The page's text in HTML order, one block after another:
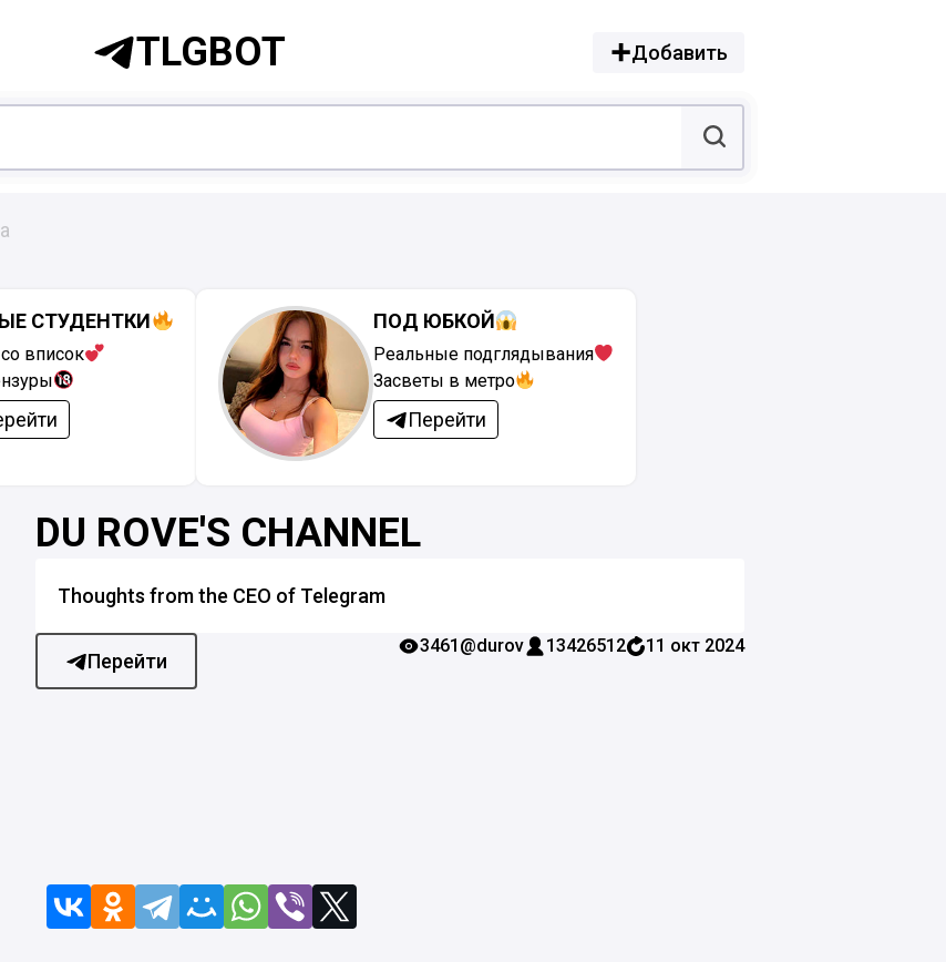
TLGBOT Добавить
СТУДЕНТКИ
вписок
ПОД ЮБКОЙ
Реальные подглядывания
Засветы в метро
Перейти
DU ROVE'S CHANNEL
Thoughts from the CEO of Telegram
Перейти
3461 @durov 13426512 11 окт 2024